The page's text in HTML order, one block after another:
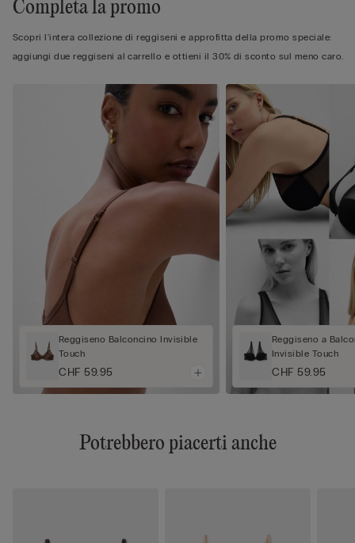
Completa la promo
Scopri l'intera collezione di reggiseni e approfitta della promo speciale:
aggiungi due reggiseni al carrello e ottieni il 30% di sconto sul meno caro.
Reggiseno Balconcino Invisible
Touch
CHF 59.95
Reggiseno a
Invisible Touch
CHF 59.95
Potrebbero piacerti anche